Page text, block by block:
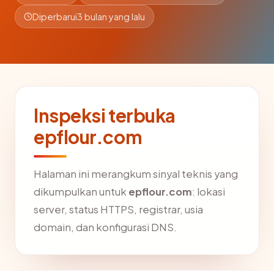
Diperbarui3 bulan yang lalu
Inspeksi terbuka
epflour.com
Halaman ini merangkum sinyal teknis yang
dikumpulkan untuk epflour.com: lokasi
server, status HTTPS, registrar, usia
domain, dan konfigurasi DNS.